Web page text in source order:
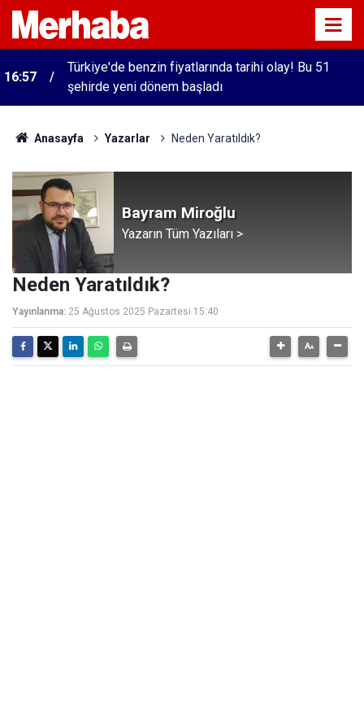
16:57
Türkiye'de benzin fiyatlarında tarihi olay! Bu 51
şehirde yeni dönem başladı
Anasayfa Yazarlar Neden Yaratıldık?
Bayram Miroğlu
Yazarın Tüm Yazıları >
Neden Yaratıldık?
Yayınlanma: 25 Ağustos 2025 Pazartesi 15:40